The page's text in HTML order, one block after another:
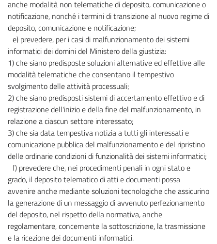
anche modalità non telematiche di deposito, comunicazione o
notificazione, nonché i termini di transizione al nuovo regime di
deposito, comunicazione e notificazione;
e) prevedere, per i casi di malfunzionamento dei sistemi
informatici dei domini del Ministero della giustizia:
1) che siano predisposte soluzioni alternative ed effettive alle
modalità telematiche che consentano il tempestivo
svolgimento delle attività processuali;
2) che siano predisposti sistemi di accertamento effettivo e di
registrazione dell'inizio e della fine del malfunzionamento, in
relazione a ciascun settore interessato;
3) che sia data tempestiva notizia a tutti gli interessati e
comunicazione pubblica del malfunzionamento e del ripristino
delle ordinarie condizioni di funzionalità dei sistemi informatici;
f) prevedere che, nei procedimenti penali in ogni stato e
grado, il deposito telematico di atti e documenti possa
avvenire anche mediante soluzioni tecnologiche che assicurino
la generazione di un messaggio di avvenuto perfezionamento
del deposito, nel rispetto della normativa, anche
regolamentare, concernente la sottoscrizione, la trasmissione
e la ricezione dei documenti informatici.